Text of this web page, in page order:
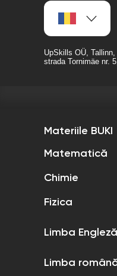
UpSkills OÜ,
strada Tornimäe nr.
Materiile BUKI
Matematică
Chimie
Fizica
Limba Engleză
Limba